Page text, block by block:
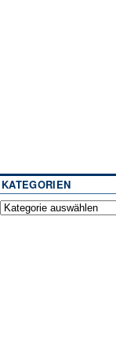
KATEGORIEN